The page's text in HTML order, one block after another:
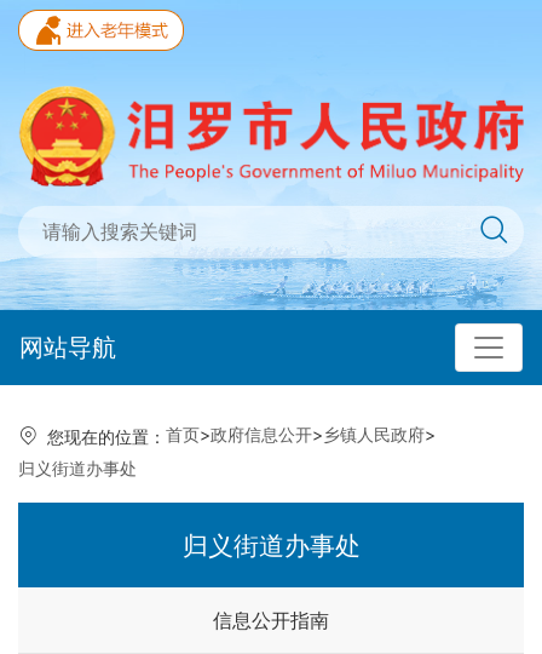
网站导航
您现在的位置： 首页>政府信息公开>乡镇人民政府>
归义街道办事处
归义街道办事处
信息公开指南